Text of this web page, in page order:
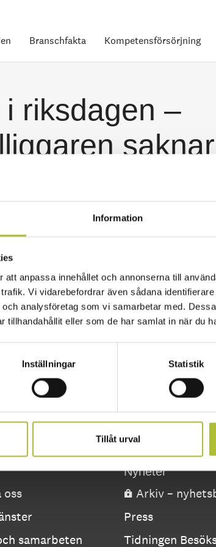
Information
att anpassa innehållet och annonserna till
Vi vidarebefordrar även sådana
analysföretag som vi samarbetar med.
tillhandahållit eller som de har samlat in när du
Inställningar Statistik
Tillåt urval
Branschfakta Kompetensförsörjning
riksdagen –
samarbeten
Nyheter
Arkiv –
Press
Tidningen